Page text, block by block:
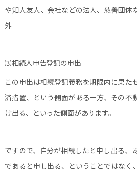
や知人友人、会社などの法人、慈善団体
外
⑶相続人申告登記の申出
この申出は相続登記義務を期限内に果た
済措置、という側面がある一方、その不
け出る、といった側面があります。
ですので、自分が相続したと申し出る、
であると申し出る、ということではなく